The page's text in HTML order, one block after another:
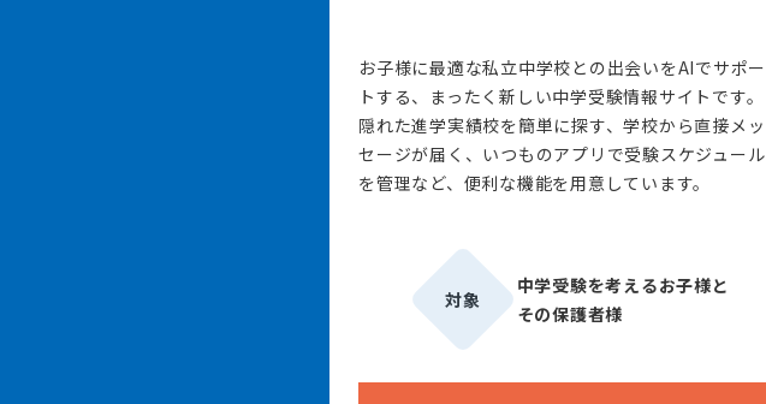
お子様に最適な私立中学校との出会いをAIでサポー
トする、まったく新しい中学受験情報サイトです。
隠れた進学実績校を簡単に探す、学校から直接メッ
セージが届く、いつものアプリで受験スケジュール
を管理など、便利な機能を用意しています。
対象
中学受験を考えるお子様と
その保護者様